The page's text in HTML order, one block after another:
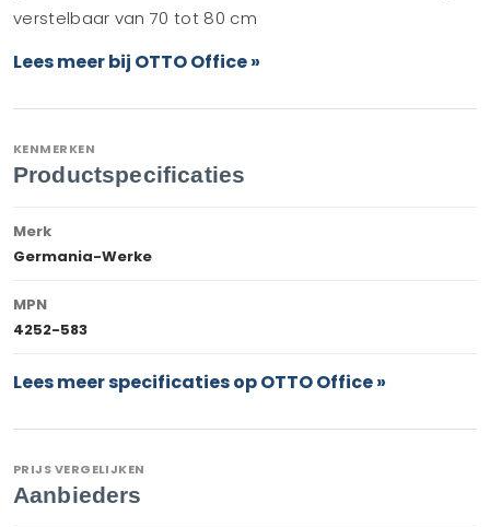
verstelbaar van 70 tot 80 cm
Lees meer bij OTTO Office »
KENMERKEN
Productspecificaties
Merk
Germania-Werke
MPN
4252-583
Lees meer specificaties op OTTO Office »
PRIJS VERGELIJKEN
Aanbieders